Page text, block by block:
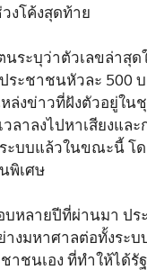
งโค้งสุดท้าย
ระบุว่าตัวเลขล่าสุ
ระชาชนหัวละ 500
ล่งข่าวที่ฝังตัวอยู่ใ
ลาลงไปหาเสียงแ
ะบบแล้วในขณะนี้ โ
พิเศษ
บหลายปีที่ผ่านมา ป
างมหาศาลต่อทั้งร
าชนเอง ที่ทำให้ได้